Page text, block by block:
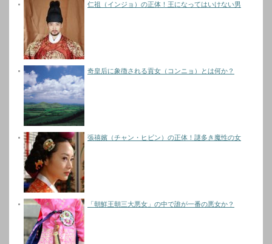
仁祖（インジョ）の正体！王になってはいけない男
奇皇后に象徴される貢女（コンニョ）とは何か？
張禧嬪（チャン・ヒビン）の正体！謎多き魔性の女
「朝鮮王朝三大悪女」の中で誰が一番の悪女か？